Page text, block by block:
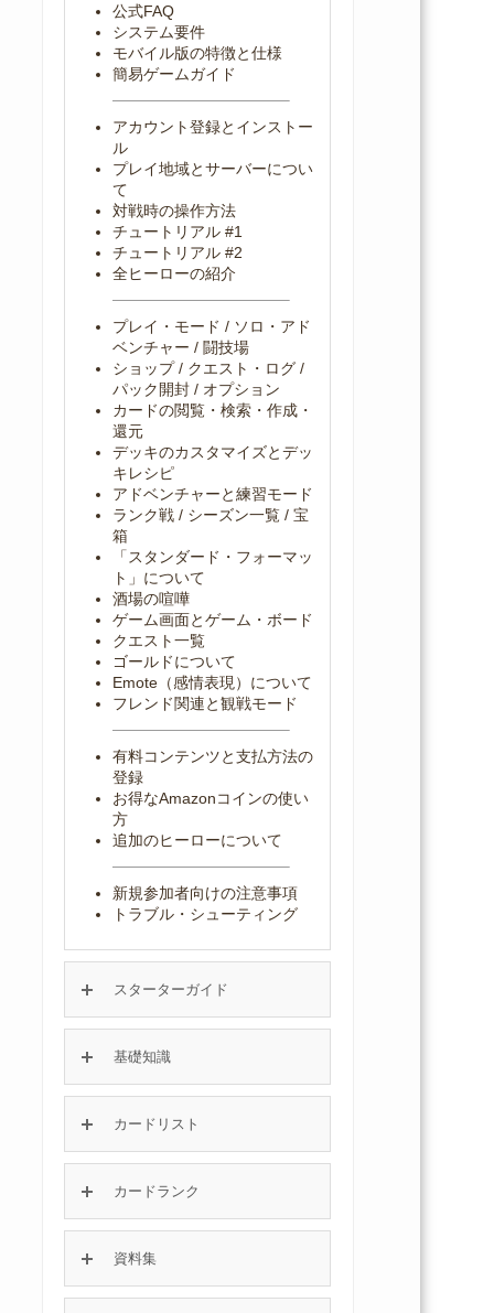
公式FAQ
システム要件
モバイル版の特徴と仕様
簡易ゲームガイド
アカウント登録とインストー
ル
プレイ地域とサーバーについ
て
対戦時の操作方法
チュートリアル #1
チュートリアル #2
全ヒーローの紹介
プレイ・モード / ソロ・アド
ベンチャー / 闘技場
ショップ / クエスト・ログ /
パック開封 / オプション
カードの閲覧・検索・作成・
還元
デッキのカスタマイズとデッ
キレシピ
アドベンチャーと練習モード
ランク戦 / シーズン一覧 / 宝
箱
「スタンダード・フォーマッ
ト」について
酒場の喧嘩
ゲーム画面とゲーム・ボード
クエスト一覧
ゴールドについて
Emote（感情表現）について
フレンド関連と観戦モード
有料コンテンツと支払方法の
登録
お得なAmazonコインの使い
方
追加のヒーローについて
新規参加者向けの注意事項
トラブル・シューティング
スターターガイド
基礎知識
カードリスト
カードランク
資料集